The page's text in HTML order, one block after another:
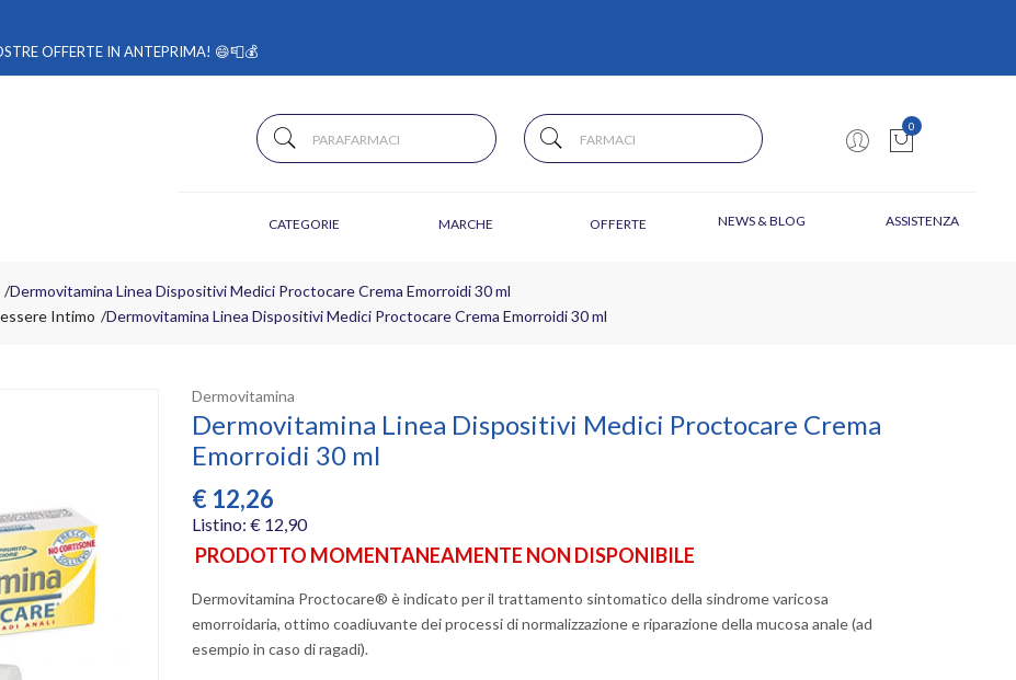
OFFERTE IN ANTEPRIMA! 😄📮💰
0
CATEGORIE MARCHE OFFERTE NEWS & BLOG ASSISTENZA
Dermovitamina Linea Dispositivi Medici Proctocare Crema Emorroidi 30 ml
Intimo Dermovitamina Linea Dispositivi Medici Proctocare Crema Emorroidi 30 ml
Dermovitamina
Dermovitamina Linea Dispositivi Medici Proctocare Crema
Emorroidi 30 ml
€ 12,26
Listino: € 12,90
PRODOTTO MOMENTANEAMENTE NON DISPONIBILE
Dermovitamina Proctocare® è indicato per il trattamento sintomatico della sindrome varicosa
emorroidaria, ottimo coadiuvante dei processi di normalizzazione e riparazione della mucosa anale (ad
esempio in caso di ragadi).